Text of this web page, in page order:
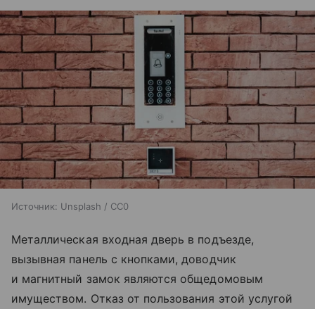
Источник: Unsplash / CC0
Металлическая входная дверь в подъезде,
вызывная панель с кнопками, доводчик
и магнитный замок являются общедомовым
имуществом. Отказ от пользования этой услугой